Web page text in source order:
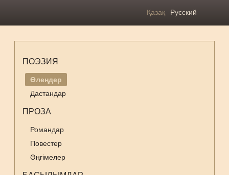
Қазақ Русский
ПОЭЗИЯ
Өлеңдер
Дастандар
ПРОЗА
Романдар
Повестер
Әңгімелер